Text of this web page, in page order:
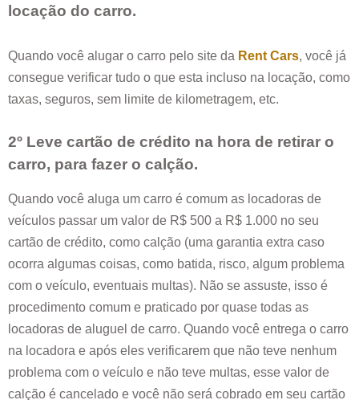
locação do carro.
Quando você alugar o carro pelo site da Rent Cars, você já
consegue verificar tudo o que esta incluso na locação, como
taxas, seguros, sem limite de kilometragem, etc.
2º Leve cartão de crédito na hora de retirar o
carro, para fazer o calção.
Quando você aluga um carro é comum as locadoras de
veículos passar um valor de R$ 500 a R$ 1.000 no seu
cartão de crédito, como calção (uma garantia extra caso
ocorra algumas coisas, como batida, risco, algum problema
com o veículo, eventuais multas). Não se assuste, isso é
procedimento comum e praticado por quase todas as
locadoras de aluguel de carro. Quando você entrega o carro
na locadora e após eles verificarem que não teve nenhum
problema com o veículo e não teve multas, esse valor de
calção é cancelado e você não será cobrado em seu cartão